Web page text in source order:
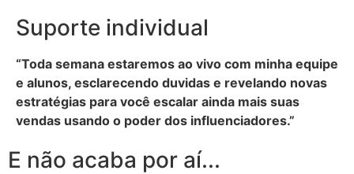
Suporte individual
“Toda semana estaremos ao vivo com minha equipe
e alunos, esclarecendo duvidas e revelando novas
estratégias para você escalar ainda mais suas
vendas usando o poder dos influenciadores.”
E não acaba por aí...